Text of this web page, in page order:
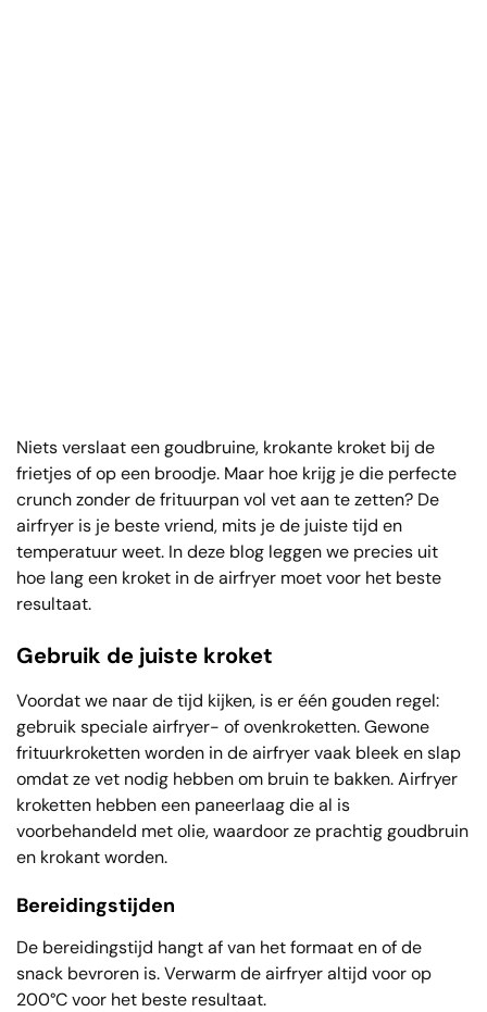
Niets verslaat een goudbruine, krokante kroket bij de
frietjes of op een broodje. Maar hoe krijg je die perfecte
crunch zonder de frituurpan vol vet aan te zetten? De
airfryer is je beste vriend, mits je de juiste tijd en
temperatuur weet. In deze blog leggen we precies uit
hoe lang een kroket in de airfryer moet voor het beste
resultaat.
Gebruik de juiste kroket
Voordat we naar de tijd kijken, is er één gouden regel:
gebruik speciale airfryer- of ovenkroketten. Gewone
frituurkroketten worden in de airfryer vaak bleek en slap
omdat ze vet nodig hebben om bruin te bakken. Airfryer
kroketten hebben een paneerlaag die al is
voorbehandeld met olie, waardoor ze prachtig goudbruin
en krokant worden.
Bereidingstijden
De bereidingstijd hangt af van het formaat en of de
snack bevroren is. Verwarm de airfryer altijd voor op
200°C voor het beste resultaat.